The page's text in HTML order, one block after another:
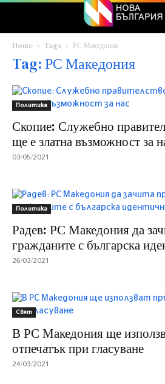
Home Tags РС Македония
Tag: РС Македония
Политика
Скопие: Служебно
ще е златна възможност за
03/05/2021
Политика
Радев: РС Македония да
гражданите с българска
26/03/2021
Свят
В РС Македония ще
отпечатък при гласуване
24/03/2021